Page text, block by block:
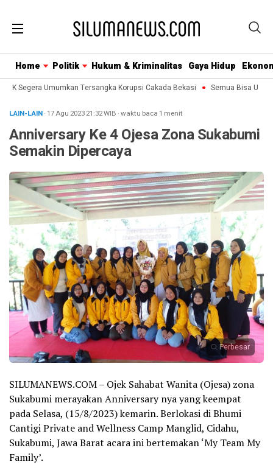
Home Politik Hukum & Kriminalitas Gaya Hidup
Segera Umumkan Tersangka Korupsi Cakada Bekasi Semua Bisa Umroh
LAIN-LAIN· 17 Agu 202321:32WIB ·waktu baca 1 menit
Anniversary Ke 4 Ojesa Zona Sukabumi
Semakin Dipercaya
Perbesar
SILUMANEWS.COM – Ojek Sahabat Wanita (Ojesa) zona
Sukabumi merayakan Anniversary nya yang keempat
pada Selasa, (15/8/2023) kemarin. Berlokasi di Bhumi
Cantigi Private and Wellness Camp Manglid, Cidahu,
Sukabumi, Jawa Barat acara ini bertemakan ‘My Team My
Family’.